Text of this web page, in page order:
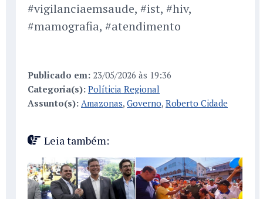
#vigilanciaemsaude, #ist, #hiv,
#mamografia, #atendimento
Publicado em: 23/05/2026 às 19:36
Categoria(s): Políticia Regional
Assunto(s): Amazonas, Governo, Roberto Cidade
Leia também: